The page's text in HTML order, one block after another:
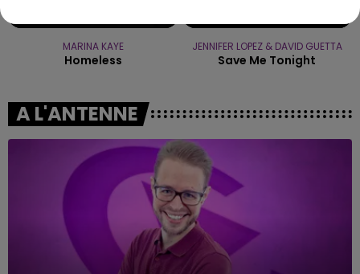
MARINA KAYE
Homeless
JENNIFER LOPEZ & DAVID GUETTA
Save Me Tonight
A L'ANTENNE